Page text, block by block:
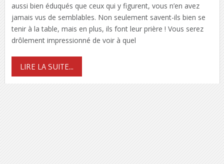
aussi bien éduqués que ceux qui y figurent, vous n’en avez
jamais vus de semblables. Non seulement savent-ils bien se
tenir à la table, mais en plus, ils font leur prière ! Vous serez
drôlement impressionné de voir à quel
LIRE LA SUITE...